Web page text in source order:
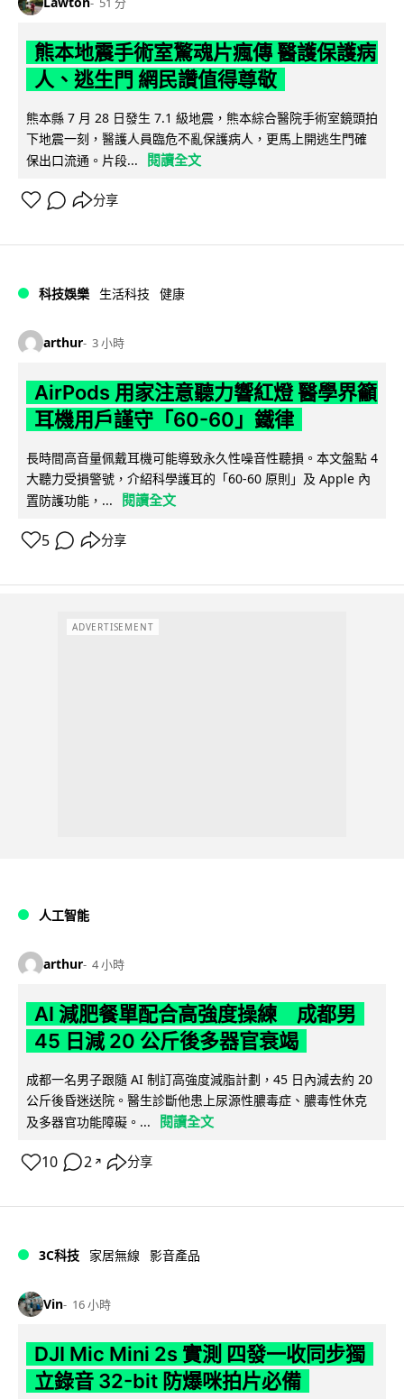
熊本地震手術室驚魂片瘋傳 醫護保護病
人、逃生門 網民讚值得尊敬
熊本縣 7 月 28 日發生 7.1 級地震，熊本綜合醫院手術室鏡頭拍
下地震一刻，醫護人員臨危不亂保護病人，更馬上開逃生門確
保出口流通。片段...
閱讀全文
分享
科技娛樂 生活科技 健康
arthur 3 小時
AirPods 用家注意聽力響紅燈 醫學界籲
耳機用戶謹守「60-60」鐵律
長時間高音量佩戴耳機可能導致永久性噪音性聽損。本文盤點 4
大聽力受損警號，介紹科學護耳的「60-60 原則」及 Apple 內
置防護功能，...
閱讀全文
5 分享
ADVERTISEMENT
人工智能
arthur 4 小時
AI 減肥餐單配合高強度操練 成都男
45 日減 20 公斤後多器官衰竭
成都一名男子跟隨 AI 制訂高強度減脂計劃，45 日內減去約 20
公斤後昏迷送院。醫生診斷他患上尿源性膿毒症、膿毒性休克
及多器官功能障礙。...
閱讀全文
10 2 ↗ 分享
3C科技 家居無線 影音產品
Vin 16 小時
DJI Mic Mini 2s 實測 四發一收同步獨
立錄音 32-bit 防爆咪拍片必備